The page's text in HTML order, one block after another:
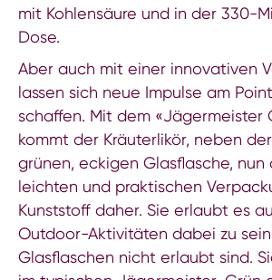
mit Kohlensäure und in der 330-
Dose.
Aber auch mit einer innovativen
lassen sich neue Impulse am
schaffen. Mit dem «Jägermeister
kommt der Kräuterlikör, neben
grünen, eckigen Glasflasche, nun
leichten und praktischen
Kunststoff daher. Sie erlaubt es
Outdoor-Aktivitäten dabei zu
Glasflaschen nicht erlaubt sind.